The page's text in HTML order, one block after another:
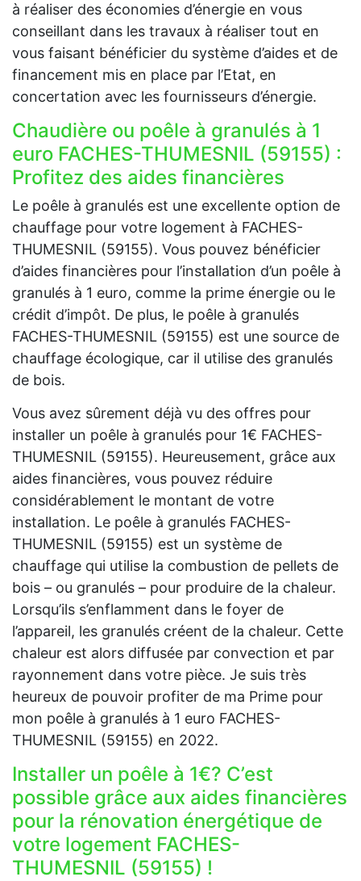
à réaliser des économies d’énergie en vous
conseillant dans les travaux à réaliser tout en
vous faisant bénéficier du système d’aides et de
financement mis en place par l’Etat, en
concertation avec les fournisseurs d’énergie.
Chaudière ou poêle à granulés à 1
euro FACHES-THUMESNIL (59155) :
Profitez des aides financières
Le poêle à granulés est une excellente option de
chauffage pour votre logement à FACHES-
THUMESNIL (59155). Vous pouvez bénéficier
d’aides financières pour l’installation d’un poêle à
granulés à 1 euro, comme la prime énergie ou le
crédit d’impôt. De plus, le poêle à granulés
FACHES-THUMESNIL (59155) est une source de
chauffage écologique, car il utilise des granulés
de bois.
Vous avez sûrement déjà vu des offres pour
installer un poêle à granulés pour 1€ FACHES-
THUMESNIL (59155). Heureusement, grâce aux
aides financières, vous pouvez réduire
considérablement le montant de votre
installation. Le poêle à granulés FACHES-
THUMESNIL (59155) est un système de
chauffage qui utilise la combustion de pellets de
bois – ou granulés – pour produire de la chaleur.
Lorsqu’ils s’enflamment dans le foyer de
l’appareil, les granulés créent de la chaleur. Cette
chaleur est alors diffusée par convection et par
rayonnement dans votre pièce. Je suis très
heureux de pouvoir profiter de ma Prime pour
mon poêle à granulés à 1 euro FACHES-
THUMESNIL (59155) en 2022.
Installer un poêle à 1€? C’est
possible grâce aux aides financières
pour la rénovation énergétique de
votre logement FACHES-
THUMESNIL (59155) !